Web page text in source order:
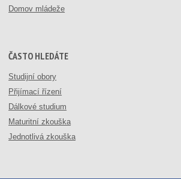
Domov mládeže
ČASTO HLEDÁTE
Studijní obory
Přijímací řízení
Dálkové studium
Maturitní zkouška
Jednotlivá zkouška